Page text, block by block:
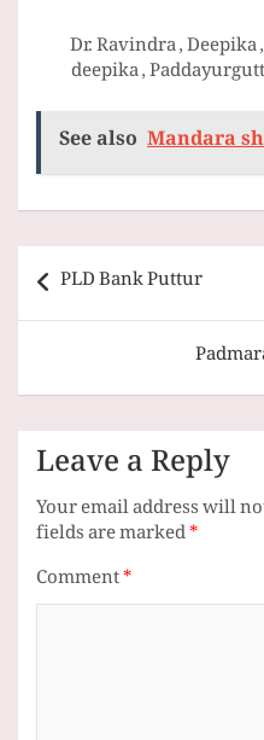
Dr. Ravindra ,
deepika ,
See also Mandara
Post
navigation
PLD Bank Puttur
Leave a Reply
Your email address will
fields are marked*
Comment*